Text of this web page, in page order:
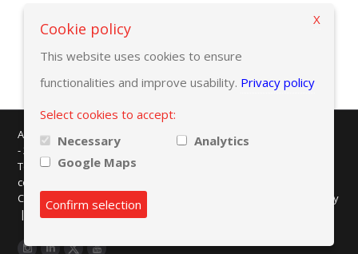
AMAPLAST - Centro Direzionale Milanofiori - Strada 1 - Palazzo F/3
- 20057 Assago (MI)
Tel. +39 02 8228371 - e-mail:
codice fiscale: 80134430158 - PEC:
Copyright © 2026 Promaplast srl. All rights reserved.
Privacy policy
|
Cookies preferences
Cookie policy
This website uses cookies to ensure
functionalities and improve usability. Privacy policy
Select cookies to accept:
Necessary
Analytics
Google Maps
Confirm selection
X